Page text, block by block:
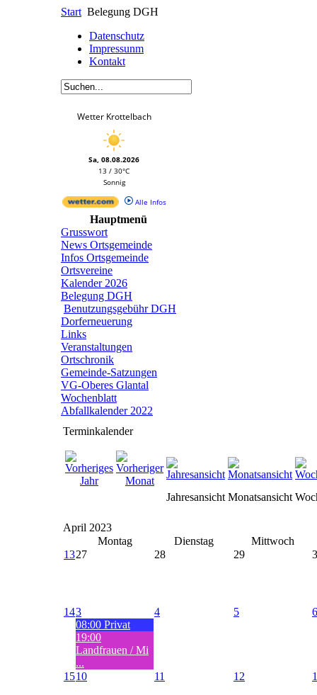
Start Belegung DGH
Datenschutz
Impressunm
Kontakt
Wetter Krottelbach
Sa, 08.08.2026
13 / 30°C
Sonnig
Alle Infos
Hauptmenü
Grusswort
News Ortsgemeinde
Infos Ortsgemeinde
Ortsvereine
Kalender 2026
Belegung DGH
Benutzungsgebühr DGH
Dorferneuerung
Links
Veranstaltungen
Ortschronik
Gemeinde-Satzungen
VG-Oberes Glantal
Wochenblatt
Abfallkalender 2022
Terminkalender
Jahresansicht Monatsansicht
April 2023
Montag
Dienstag
Mittwoch
1327 28 29
143
08:00 Privat
19:00
Landfrauen / Mi
...
4 5 6
1510 11 12